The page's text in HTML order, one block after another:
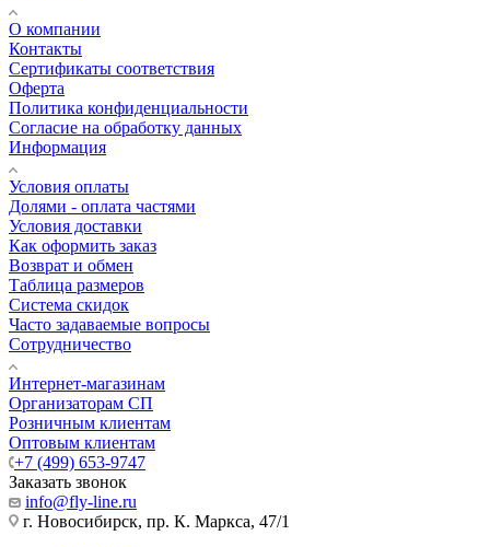
О компании
Контакты
Сертификаты соответствия
Оферта
Политика конфиденциальности
Согласие на обработку данных
Информация
Условия оплаты
Долями - оплата частями
Условия доставки
Как оформить заказ
Возврат и обмен
Таблица размеров
Система скидок
Часто задаваемые вопросы
Сотрудничество
Интернет-магазинам
Организаторам СП
Розничным клиентам
Оптовым клиентам
+7 (499) 653-9747
Заказать звонок
info@fly-line.ru
г. Новосибирск, пр. К. Маркса, 47/1